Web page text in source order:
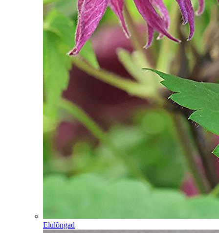
Elulõngad